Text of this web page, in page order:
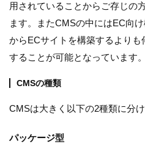
用されていることからご存じの
ます。またCMSの中にはEC向
からECサイトを構築するより
することが可能となっています。
CMSの種類
CMSは大きく以下の2種類に分
パッケージ型